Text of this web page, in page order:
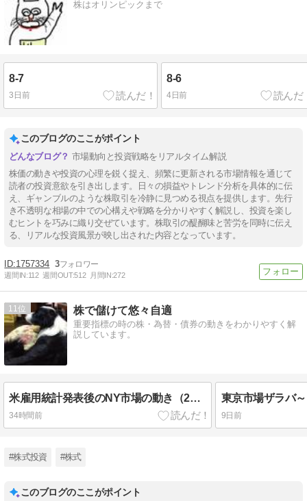
株はオリンピックまで
8-7
3日前
8-6
4日前
このブログのここがポイント
市場動向と投資戦略をリアルタイム解説
株価の動きや投資の心理を鋭く捉え、頻繁に更新される市場情報を通じて
読者の投資意欲を引き出します。日々の損益やトレンド分析を具体的に伝
え、ギャンブルのような株取引を冷静に見つめる視点を提供します。先行
き不透明な相場の中での心構えや戦略を分かりやすく解説し、投資を楽し
むヒントを巧みに織り交ぜています。株取引の醍醐味と苦労を同時に伝え
る、リアルな投資風景が映し出された内容となっています。
1757334 3
週間IN:112 週間OUT:512 月間IN:272
11 株で儲けて悠々自適
重要指標の時の株・為替・債券の動きをわかりやすく解
説しています。
米雇用統計発表後のNY市場の動き（2026年8月8日）
34時間前 9日前
#株式投資 #株式
このブログのここがポイント